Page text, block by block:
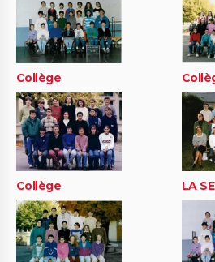
Collège
Collège LA